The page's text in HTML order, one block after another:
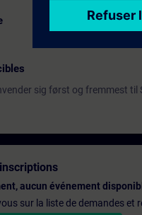
sig først og fremmest til
aucun événement
sur la liste de demandes et